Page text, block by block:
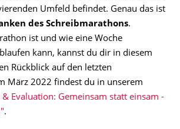
Umfeld befindet. Genau das ist
des Schreibmarathons.
ist und wie eine Woche
kann, kannst du dir in diesem
Rückblick auf den letzten
März 2022 findest du in unserem
& Evaluation: Gemeinsam statt einsam -
.